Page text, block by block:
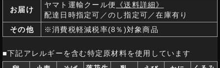
お届け
ヤマト運輸クール便 《送料詳細》
配達日時指定可／のし指定可／在庫有り
その他
※消費税軽減税率(8％)対象商品
■下記アレルギーを含む特定原材料を使用しています